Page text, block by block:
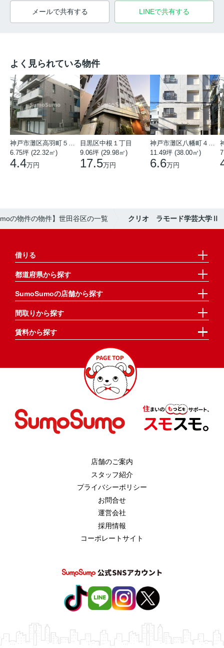
メールで共有する LINEで共有する
よく見られている物件
6.75坪 (22.32㎡)
4.4万円
目黒区中根１丁目
9.06坪 (29.98㎡)
17.5万円
11.49坪 (38.00㎡)
6.6万円
の物件の物件】世田谷区の一覧 クリオ ラモード学芸大学Ⅱ
借りる
都道府県から探す
SumoSumoの店舗から探す
間取りから探す
賃料から探す
店舗のご案内
スタッフ紹介
プライバシーポリシー
お問合せ
運営会社
採用情報
コーポレートサイト